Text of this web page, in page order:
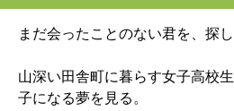
まだ会ったことのない君を、探
山深い田舎町に暮らす女子高校
子になる夢を見る。